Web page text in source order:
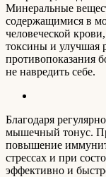
Минеральные
содержащимися в
человеческой
токсины и улучшая
противопоказания
не навредить себе.
Благодаря
мышечный тонус.
повышение
стрессах и при
эффективно и